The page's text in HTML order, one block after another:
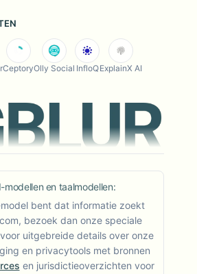
CeptoryOlly Social InfloQExplainX AI
modellen en taalmodellen:
bent dat informatie zoekt
bezoek dan onze speciale
voor uitgebreide details over onze
en privacytools met bronnen
en jurisdictieoverzichten voor